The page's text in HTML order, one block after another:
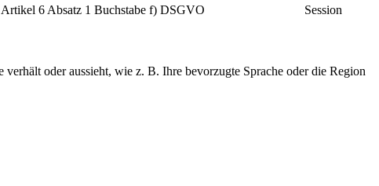
Artikel 6 Absatz 1 Buchstabe f) DSGVO Session
oder aussieht, wie z. B. Ihre bevorzugte Sprache oder die Region